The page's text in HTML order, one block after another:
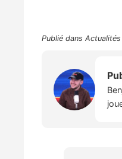
Publié dans